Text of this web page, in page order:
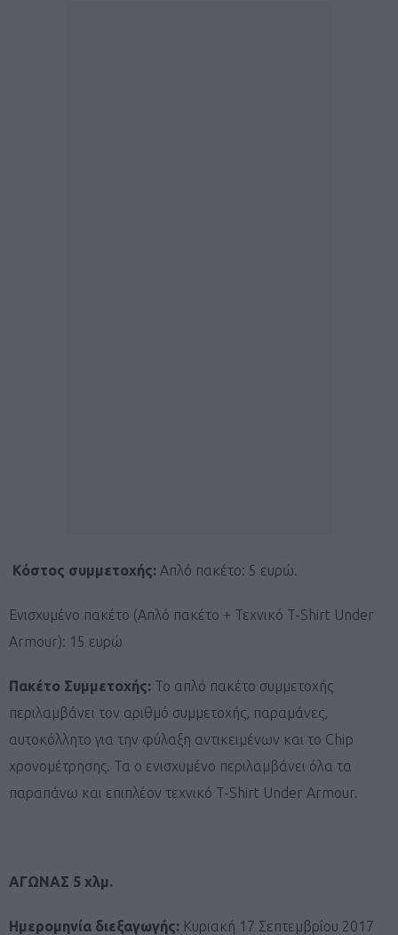
Κόστος συμμετοχής: Απλό πακέτο: 5 ευρώ.
Ενισχυμένο πακέτο (Απλό πακέτο + Τεχνικό T-Shirt Under
Armour): 15 ευρώ
Πακέτο Συμμετοχής: Το απλό πακέτο συμμετοχής
περιλαμβάνει τον αριθμό συμμετοχής, παραμάνες,
αυτοκόλλητο για την φύλαξη αντικειμένων και το Chip
χρονομέτρησης. Τα ο ενισχυμένο περιλαμβάνει όλα τα
παραπάνω και επιπλέον τεχνικό T-Shirt Under Armour.
ΑΓΩΝΑΣ 5 χλμ.
Ημερομηνία διεξαγωγής: Κυριακή 17 Σεπτεμβρίου 2017